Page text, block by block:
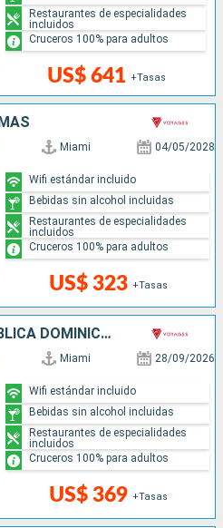
US$ 641 +Tasas
Restaurantes de especialidades
incluidos
Cruceros 100% para adultos
Miami 04/05/2028
US$ 323 +Tasas
Wifi estándar incluido
Bebidas sin alcohol incluidas
Restaurantes de especialidades
incluidos
Cruceros 100% para adultos
ESTADOS UNIDOS, REPÚBLICA DOMINICANA, BAHAMAS
Miami 28/09/2026
US$ 369 +Tasas
Wifi estándar incluido
Bebidas sin alcohol incluidas
Restaurantes de especialidades
incluidos
Cruceros 100% para adultos